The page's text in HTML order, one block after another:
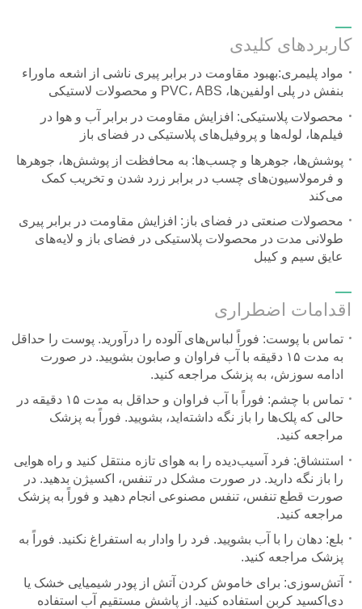
کاربردهای کلیدی
مواد پلیمری:بهبود مقاومت در برابر پیری ناشی از اشعه ماوراء
بنفش در پلی اولفین‌ها، PVC، ABS و محصولات لاستیکی
محصولات پلاستیکی: افزایش مقاومت در برابر آب و هوا در
فیلم‌ها، لوله‌ها و پروفیل‌های پلاستیکی در فضای باز
پوشش‌ها، جوهرها و چسب‌ها: به محافظت از پوشش‌ها، جوهرها
و فرمولاسیون‌های چسب در برابر زرد شدن و تخریب کمک
می‌کند
محصولات صنعتی در فضای باز: افزایش مقاومت در برابر پیری
طولانی مدت در محصولات پلاستیکی در فضای باز و لایه‌های
عایق سیم و کیبل
اقدامات اضطراری
تماس با پوست: فوراً لباس‌های آلوده را درآورید. پوست را حداقل
به مدت ۱۵ دقیقه با آب فراوان و صابون بشویید. در صورت
ادامه سوزش، به پزشک مراجعه کنید.
تماس با چشم: فوراً با آب فراوان و حداقل به مدت ۱۵ دقیقه در
حالی که پلک‌ها را باز نگه داشته‌اید، بشویید. فوراً به پزشک
مراجعه کنید.
استنشاق: فرد آسیب‌دیده را به هوای تازه منتقل کنید و راه هوایی
را باز نگه دارید. در صورت مشکل در تنفس، اکسیژن بدهید. در
صورت قطع تنفس، تنفس مصنوعی انجام دهید و فوراً به پزشک
مراجعه کنید.
بلع: دهان را با آب بشویید. فرد را وادار به استفراغ نکنید. فوراً به
پزشک مراجعه کنید.
آتش‌سوزی: برای خاموش کردن آتش از پودر شیمیایی خشک یا
دی‌اکسید کربن استفاده کنید. از پاشش مستقیم آب استفاده